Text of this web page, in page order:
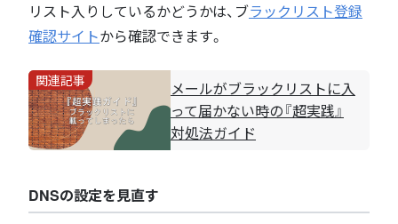
リスト入りしているかどうかは、ブラックリスト登録
確認サイトから確認できます。
関連記事
メールがブラックリストに入
って届かない時の『超実践』
対処法ガイド
DNSの設定を見直す